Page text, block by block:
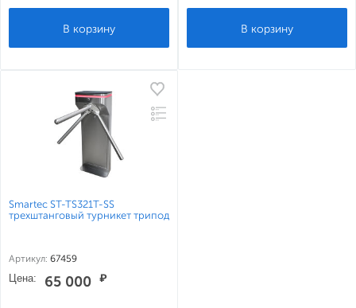
Smartec ST-TS321T-SS
трехштанговый турникет трипод
Артикул: 67459
Цена: 65 000 ₽